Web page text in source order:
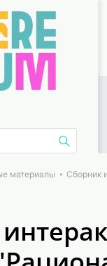
материалы Сборник